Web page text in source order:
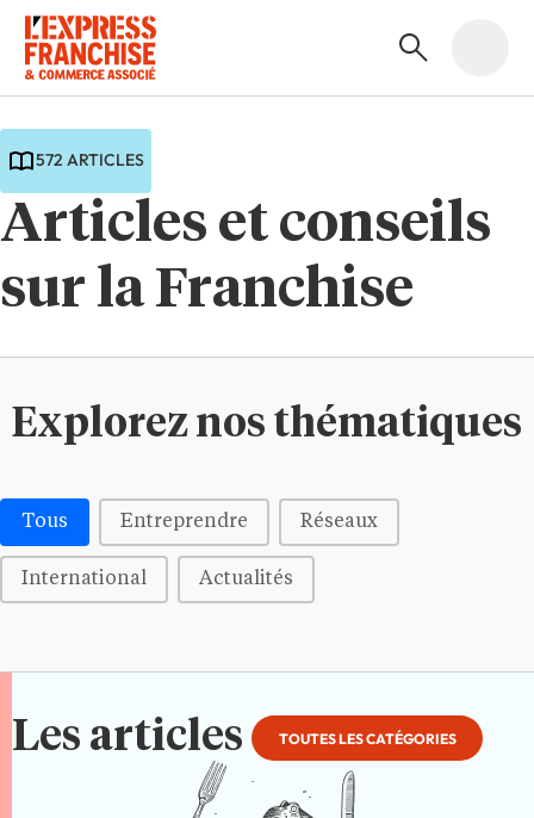
Articles et conseils
sur la Franchise
572 ARTICLES
Explorez nos thématiques
Médias | Thématiques - Buttons
Tous Entreprendre Réseaux
International Actualités
Les articles TOUTES LES CATÉGORIES